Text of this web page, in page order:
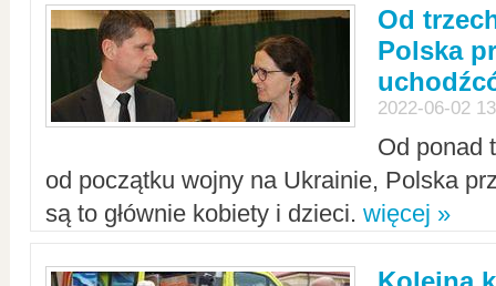
Od
Polska
2022-06-02
Od ponad
od początku wojny na Ukrainie, Polska
są to głównie kobiety i dzieci. więcej »